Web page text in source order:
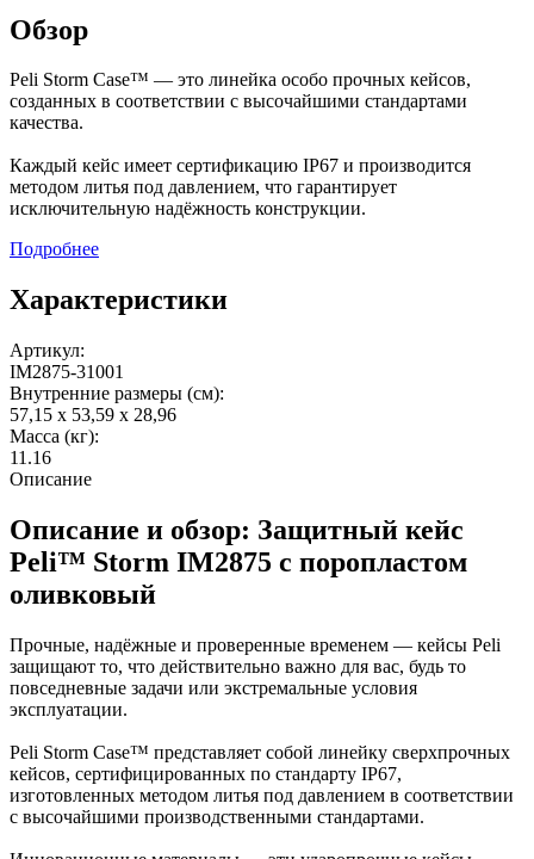
Обзор
Peli Storm Case™ — это линейка особо прочных кейсов,
созданных в соответствии с высочайшими стандартами
качества.
Каждый кейс имеет сертификацию IP67 и производится
методом литья под давлением, что гарантирует
исключительную надёжность конструкции.
Подробнее
Характеристики
Артикул:
IM2875-31001
Внутренние размеры (см):
57,15 x 53,59 x 28,96
Масса (кг):
11.16
Описание
Описание и обзор: Защитный кейс
Peli™ Storm IM2875 с поропластом
оливковый
Прочные, надёжные и проверенные временем — кейсы Peli
защищают то, что действительно важно для вас, будь то
повседневные задачи или экстремальные условия
эксплуатации.
Peli Storm Case™ представляет собой линейку сверхпрочных
кейсов, сертифицированных по стандарту IP67,
изготовленных методом литья под давлением в соответствии
с высочайшими производственными стандартами.